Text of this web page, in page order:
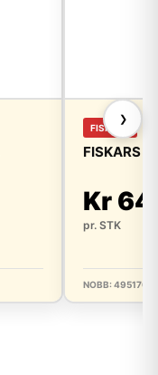
FISKARS
FISKARS
Kr
pr. STK
NOBB:
❯